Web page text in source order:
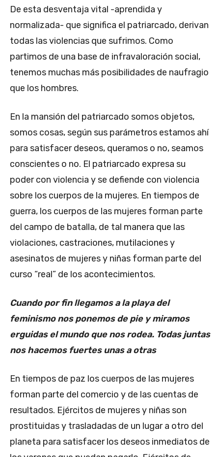
De esta desventaja vital -aprendida y
normalizada- que significa el patriarcado, derivan
todas las violencias que sufrimos. Como
partimos de una base de infravaloración social,
tenemos muchas más posibilidades de naufragio
que los hombres.
En la mansión del patriarcado somos objetos,
somos cosas, según sus parámetros estamos ahí
para satisfacer deseos, queramos o no, seamos
conscientes o no. El patriarcado expresa su
poder con violencia y se defiende con violencia
sobre los cuerpos de la mujeres. En tiempos de
guerra, los cuerpos de las mujeres forman parte
del campo de batalla, de tal manera que las
violaciones, castraciones, mutilaciones y
asesinatos de mujeres y niñas forman parte del
curso “real” de los acontecimientos.
Cuando por fin llegamos a la playa del
feminismo nos ponemos de pie y miramos
erguidas el mundo que nos rodea. Todas juntas
nos hacemos fuertes unas a otras
En tiempos de paz los cuerpos de las mujeres
forman parte del comercio y de las cuentas de
resultados. Ejércitos de mujeres y niñas son
prostituidas y trasladadas de un lugar a otro del
planeta para satisfacer los deseos inmediatos de